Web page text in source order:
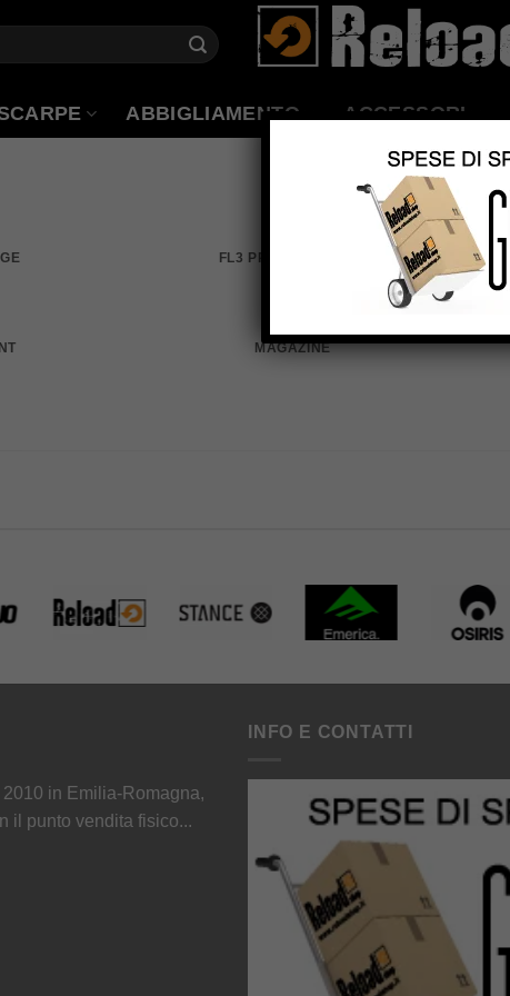
ABBIGLIAMENTO ACCESSORI
FL3 PRINT PACKAGE
MAGAZINE
in Emilia-Romagna,
il punto vendita fisico...
INFO E CONTATTI